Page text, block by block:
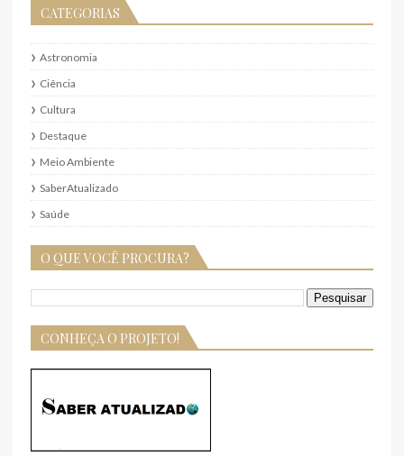
CATEGORIAS
Astronomia
Ciência
Cultura
Destaque
Meio Ambiente
SaberAtualizado
Saúde
O QUE VOCÊ PROCURA?
CONHEÇA O PROJETO!